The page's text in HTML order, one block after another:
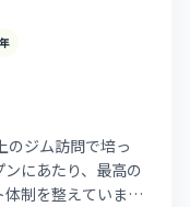
のジム訪問で培っ
にあたり、最高の
制を整えていま